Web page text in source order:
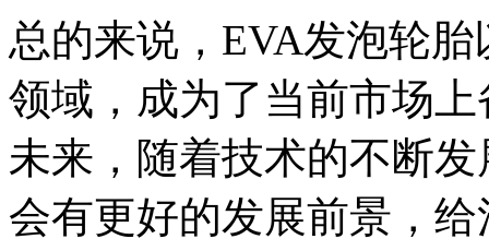
总的来说，EVA发泡轮
领域，成为了当前市场
未来，随着技术的不断
会有更好的发展前景，